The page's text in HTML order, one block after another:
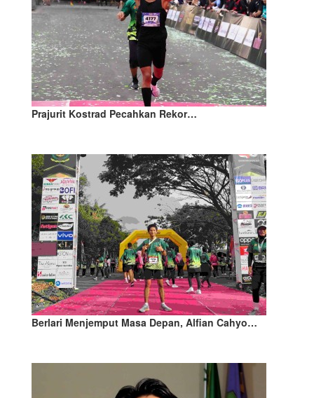
Prajurit Kostrad Pecahkan Rekor…
Berlari Menjemput Masa Depan, Alfian Cahyo…